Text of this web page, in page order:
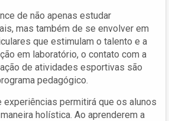
de não apenas estudar
mas também de se envolver em
que estimulam o talento e a
em laboratório, o contato com a
de atividades esportivas são
pedagógico.
experiências permitirá que os alunos
holística. Ao aprenderem a